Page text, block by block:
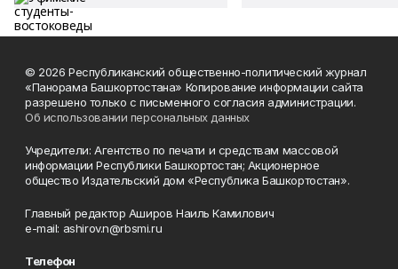
© 2026 Республиканский общественно-политический журнал
«Панорама Башкортостана» Копирование информации сайта
разрешено только с письменного согласия администрации.
Об использовании персональных данных
Учредители: Агентство по печати и средствам массовой
информации Республики Башкортостан; Акционерное
общество Издательский дом «Республика Башкортостан».
Главный редактор Аширов Наиль Камилович
e-mail: ashirov.n@rbsmi.ru
Телефон